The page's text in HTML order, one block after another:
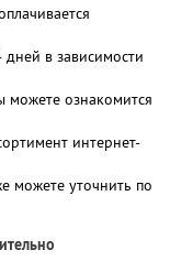
дней в зависимости
можете ознакомится
интернет-
можете уточнить по